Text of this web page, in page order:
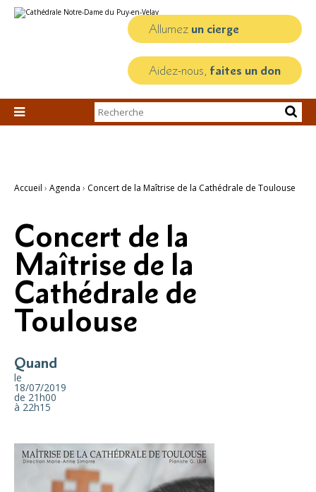
au
personnels
Allumez un cierge
Aidez-nous, faites un don

Chercher par
Recherche
Accueil › Agenda › Concert de la Maîtrise de la Cathédrale de Toulouse
Concert de la
Maîtrise de la
Cathédrale de
Toulouse
Quand
le
18/07/2019
de 21h00
à 22h15